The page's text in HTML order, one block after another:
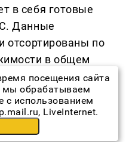
в себя готовые
Данные
отсортированы по
в общем
за льготными
посещения сайта
мы обрабатываем
с использованием
LiveInternet.